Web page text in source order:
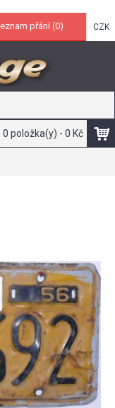
CZK
přání (0)
0 položka(y) - 0 Kč
California historická